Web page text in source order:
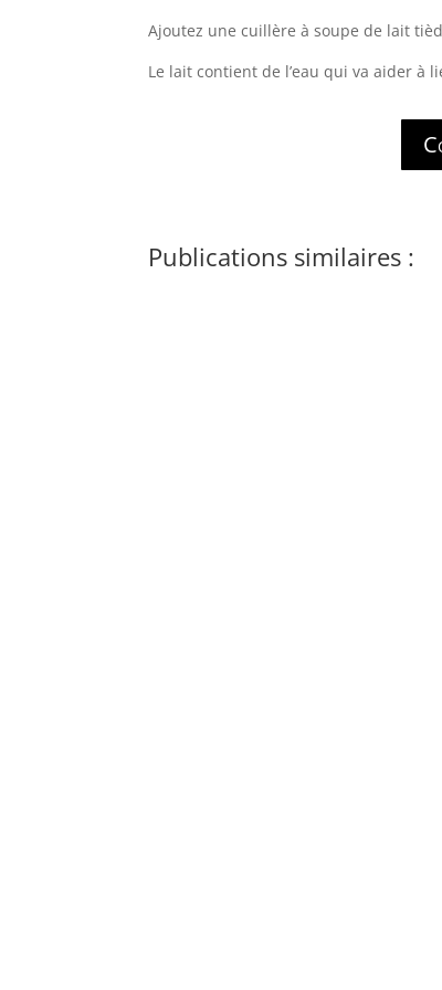
Ajoutez une cuillère à soupe de lait
Le lait contient de l’eau qui va aider à
Publications similaires :